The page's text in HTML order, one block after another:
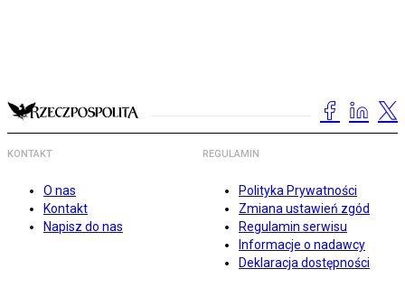
KONTAKT
O nas
Kontakt
Napisz do nas
REGULAMIN
Polityka Prywatności
Zmiana ustawień zgód
Regulamin serwisu
Informacje o nadawcy
Deklaracja dostępności